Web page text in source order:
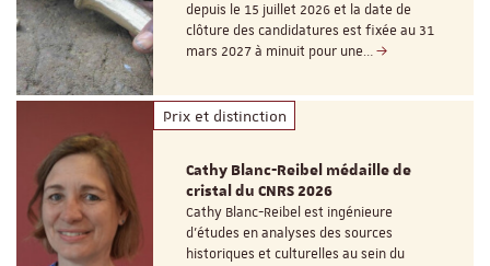
depuis le 15 juillet 2026 et la date de
clôture des candidatures est fixée au 31
mars 2027 à minuit pour une…
Prix et distinction
Cathy Blanc-Reibel médaille de
cristal du CNRS 2026
Cathy Blanc-Reibel est ingénieure
d’études en analyses des sources
historiques et culturelles au sein du